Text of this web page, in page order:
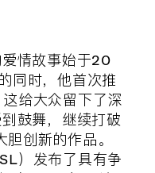
爱情故事始于20
同时，他首次推
给大众留下了深
鼓舞，继续打破
创新的作品。
）发布了具有争